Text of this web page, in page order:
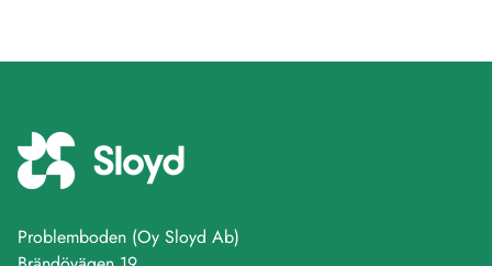
Problemboden (Oy Sloyd Ab)